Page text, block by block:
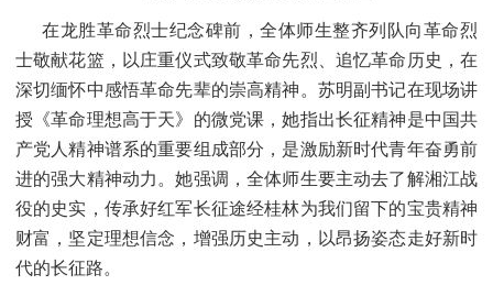
在龙胜革命烈士纪念碑前，全体师生整齐列队向革命烈
士敬献花篮，以庄重仪式致敬革命先烈、追忆革命历史，在
深切缅怀中感悟革命先辈的崇高精神。苏明副书记在现场讲
授《革命理想高于天》的微党课，她指出长征精神是中国共
产党人精神谱系的重要组成部分，是激励新时代青年奋勇前
进的强大精神动力。她强调，全体师生要主动去了解湘江战
役的史实，传承好红军长征途经桂林为我们留下的宝贵精神
财富，坚定理想信念，增强历史主动，以昂扬姿态走好新时
代的长征路。